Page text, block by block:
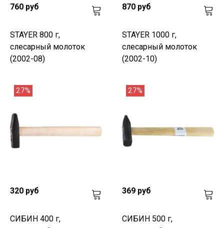
760 руб
STAYER 800 г,
слесарный молоток
(2002-08)
870 руб
STAYER 1000 г,
слесарный молоток
(2002-10)
27%
320 руб
СИБИН 400 г,
27%
369 руб
СИБИН 500 г,